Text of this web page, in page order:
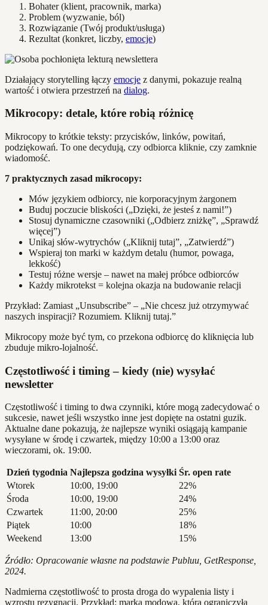
Bohater (klient, pracownik, marka)
Problem (wyzwanie, ból)
Rozwiązanie (Twój produkt/usługa)
Rezultat (konkret, liczby, emocje)
Działający storytelling łączy emocje z danymi, pokazuje realną
wartość i otwiera przestrzeń na dialog.
Mikrocopy: detale, które robią różnicę
Mikrocopy to krótkie teksty: przycisków, linków, powitań,
podziękowań. To one decydują, czy odbiorca kliknie, czy zamknie
wiadomość.
7 praktycznych zasad mikrocopy:
Mów językiem odbiorcy, nie korporacyjnym żargonem
Buduj poczucie bliskości („Dzięki, że jesteś z nami!”)
Stosuj dynamiczne czasowniki („Odbierz zniżkę”, „Sprawdź
więcej”)
Unikaj słów-wytrychów („Kliknij tutaj”, „Zatwierdź”)
Wspieraj ton marki w każdym detalu (humor, powaga,
lekkość)
Testuj różne wersje – nawet na małej próbce odbiorców
Każdy mikrotekst = kolejna okazja na budowanie relacji
Przykład: Zamiast „Unsubscribe” – „Nie chcesz już otrzymywać
naszych inspiracji? Rozumiem. Kliknij tutaj.”
Mikrocopy może być tym, co przekona odbiorcę do kliknięcia lub
zbuduje mikro-lojalność.
Częstotliwość i timing – kiedy (nie) wysyłać
newsletter
Częstotliwość i timing to dwa czynniki, które mogą zadecydować o
sukcesie, nawet jeśli wszystko inne jest dopięte na ostatni guzik.
Aktualne dane pokazują, że najlepsze wyniki osiągają kampanie
wysyłane w środę i czwartek, między 10:00 a 13:00 oraz
wieczorami, ok. 19:00.
Dzień tygodnia Najlepsza godzina wysyłki Śr. open rate
Wtorek
10:00, 19:00
22%
Środa
10:00, 19:00
24%
Czwartek
11:00, 20:00
25%
Piątek
10:00
18%
Weekend
13:00 15%
Źródło: Opracowanie własne na podstawie Publuu, GetResponse,
2024.
Nadmierna częstotliwość to prosta droga do wypalenia listy i
wzrostu rezygnacji. Przykład: marka modowa, która ograniczyła